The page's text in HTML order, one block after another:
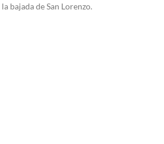
bajada de San Lorenzo.